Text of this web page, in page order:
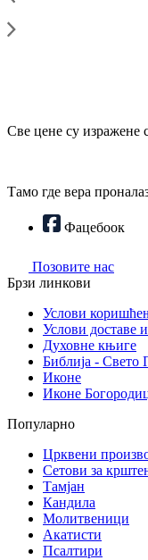
Све цене су
Тамо где вера
Фацебоок
Позовите нас
Брзи линкови
Услови
Услови доставе
Духовне књиге
Библија - Свето
Иконе
Иконе
Популарно
Црквени
Сетови за
Тамјан
Кандила
Молитвеници
Акатисти
Псалтири